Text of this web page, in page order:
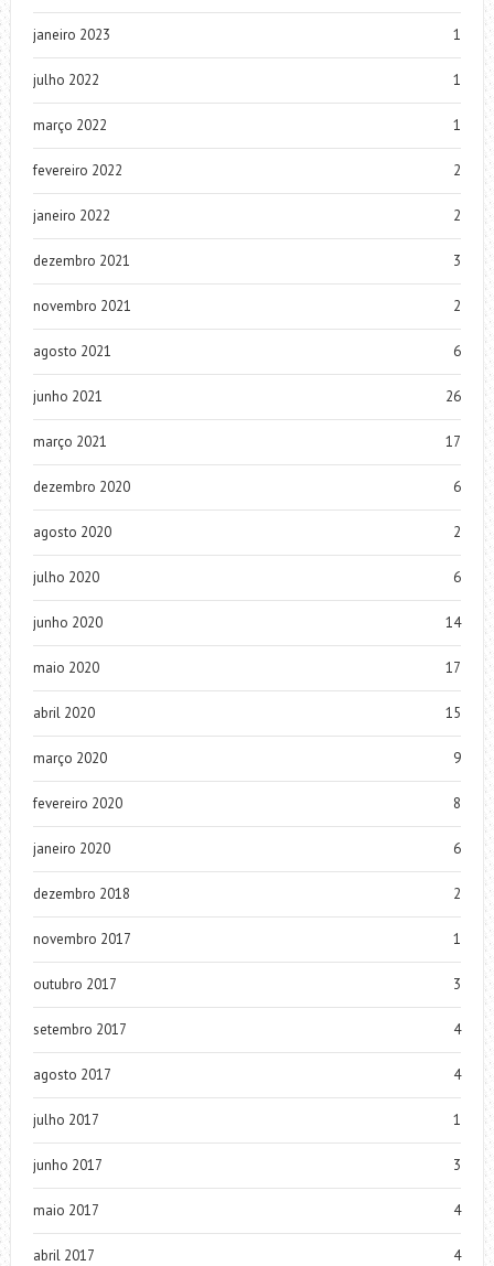
janeiro 2023 1
julho 2022 1
março 2022 1
fevereiro 2022 2
janeiro 2022 2
dezembro 2021 3
novembro 2021 2
agosto 2021 6
junho 2021 26
março 2021 17
dezembro 2020 6
agosto 2020 2
julho 2020 6
junho 2020 14
maio 2020 17
abril 2020 15
março 2020 9
fevereiro 2020 8
janeiro 2020 6
dezembro 2018 2
novembro 2017 1
outubro 2017 3
setembro 2017 4
agosto 2017 4
julho 2017 1
junho 2017 3
maio 2017 4
abril 2017 4